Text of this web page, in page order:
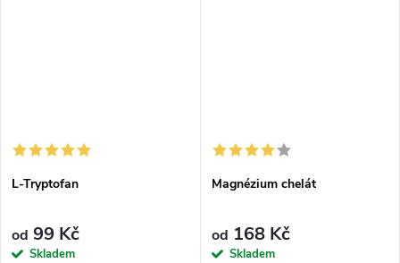
L-Tryptofan
od 99 Kč
Skladem
Magnézium chelát
od 168 Kč
Skladem